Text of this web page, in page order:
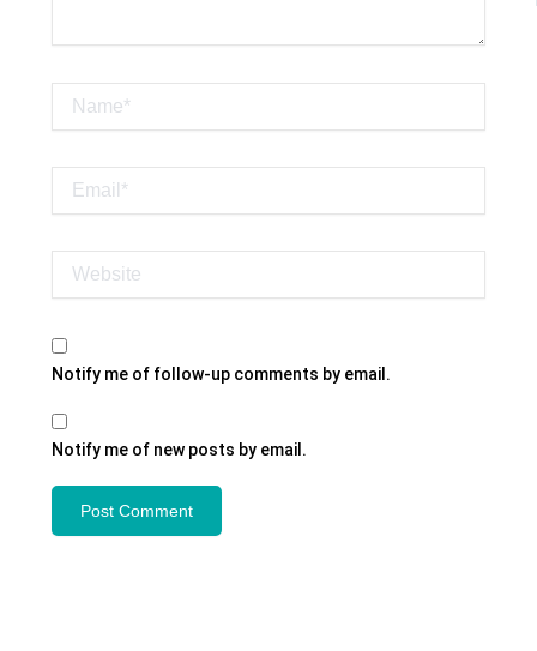
Notify me of follow-up comments by email.
Notify me of new posts by email.